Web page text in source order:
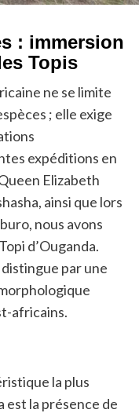
: immersion
Topis
ne se limite
; elle exige
expéditions en
Elizabeth
ainsi que lors
nous avons
d’Ouganda.
par une
africains.
la plus
est la présence de